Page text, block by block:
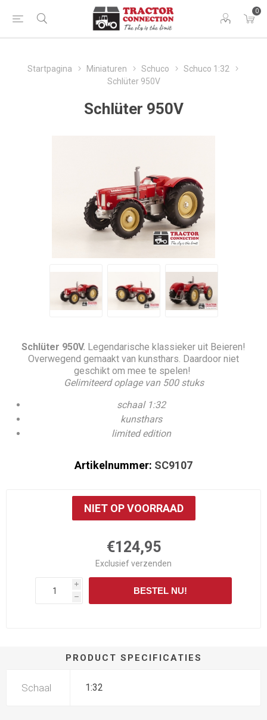
0
Startpagina Miniaturen Schuco
Schuco 1:32
Schlüter 950V
Schlüter 950V
Schlüter 950V. Legendarische klassieker uit Beieren!
Overwegend gemaakt van kunsthars. Daardoor niet
geschikt om mee te spelen!
Gelimiteerd oplage van 500 stuks
schaal 1:32
kunsthars
limited edition
Artikelnummer: SC9107
NIET OP VOORRAAD
€124,95
Exclusiefverzenden
i
h
BESTEL NU!
PRODUCT SPECIFICATIES
Schaal 1:32